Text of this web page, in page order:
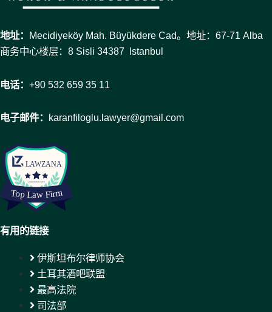
地址： Mecidiyeköy Mah. Büyükdere Cad。地址：67-71 Alba
商务中心楼层：8 Sisli 34387 Istanbul
电话： +90 532 659 35 11
电子邮件： karanfiloglu.lawyer@gmail.com
有用的链接
伊斯坦布尔律师协会
土耳其酒吧联盟
最高法院
司法部